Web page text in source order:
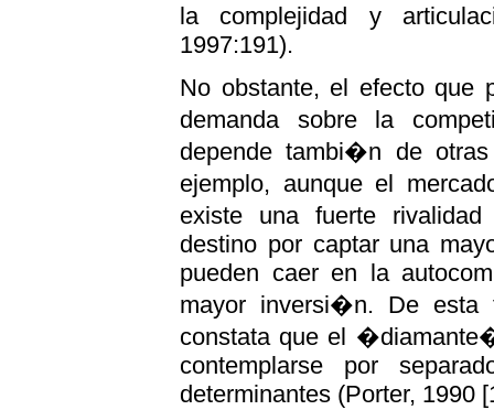
la complejidad y
1997:191).
No obstante, el efecto que
demanda sobre la
depende tambi�n de
ejemplo, aunque el
existe una fuerte
destino por captar una
pueden caer en la
mayor inversi�n. De esta
constata que el
contemplarse por
determinantes (Porter, 1990